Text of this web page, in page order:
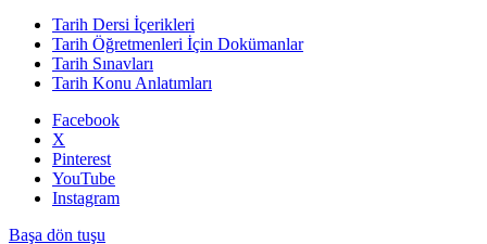
Tarih Dersi İçerikleri
Tarih Öğretmenleri İçin Dokümanlar
Tarih Sınavları
Tarih Konu Anlatımları
Facebook
X
Pinterest
YouTube
Instagram
Başa dön tuşu